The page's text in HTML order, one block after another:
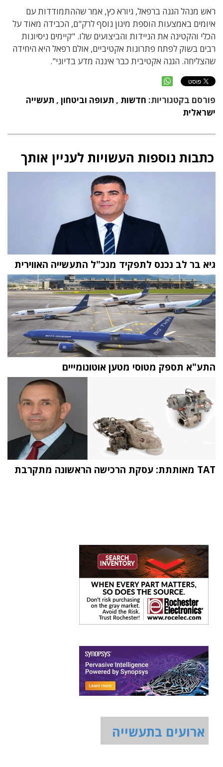
ראש מנהל הגנה ברפאל, גיורא כץ, אמר שההתמודדות עם
איומים באמצעות הוספת מיגון נוסף לרק"ם, הכבידה מאוד על
הכלי והקטינה את הניידות והביצועים שלו. "קיימים ניסיונות
רבים בשוק לפתח פתרונות אקטיביים, אולם רפאל היא היחידה
שהצליחה. הגנה אקטיבית כבר איננה מדע בדיוני".
פורסם בקטגוריות: חדשות , תעופה וביטחון , תעשייה
ישראלית
כתבות נוספות העשויות לעניין אותך
גיא בר לב נכנס לתפקיד מנכ"ל התעשייה האווירית
התע"א תספק מטוסי מטען אוטונומייים
TAT מאותתת: עסקת הרכישה הראשונה מתקרבת
ארועים בתעשייה